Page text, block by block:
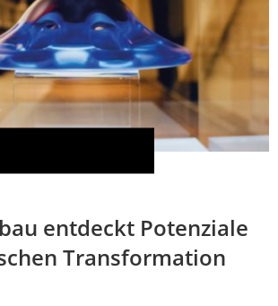
entdeckt Potenziale
Transformation